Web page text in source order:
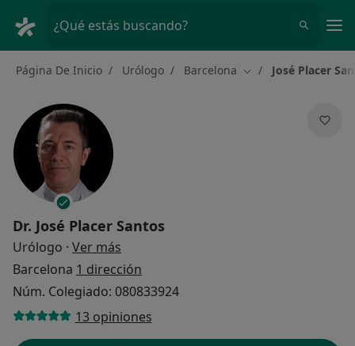
¿Qué estás buscando?
Página De Inicio Urólogo Barcelona Cambiar de ciudad
José Placer
Dr. José Placer Santos
Urólogo · Ver más
Barcelona 1 dirección
Núm. Colegiado: 080833924
13 opiniones